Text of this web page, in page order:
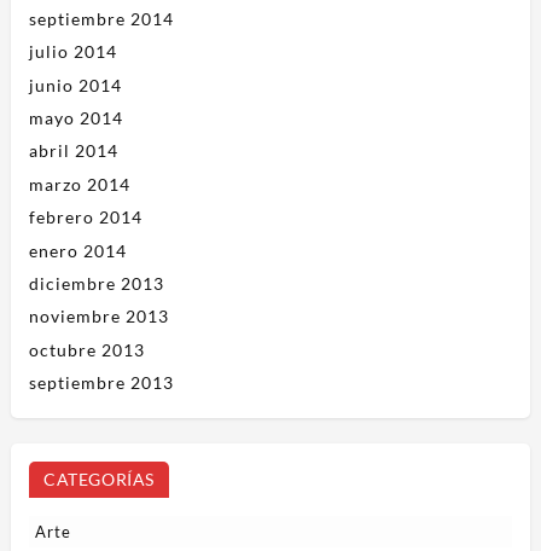
septiembre 2014
julio 2014
junio 2014
mayo 2014
abril 2014
marzo 2014
febrero 2014
enero 2014
diciembre 2013
noviembre 2013
octubre 2013
septiembre 2013
CATEGORÍAS
Arte